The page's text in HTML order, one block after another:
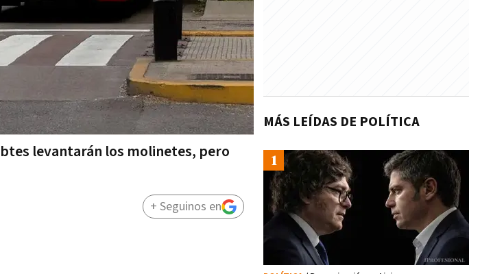
levantarán los molinetes, pero
+ Seguinos en
MÁS LEÍDAS DE POLÍTICA